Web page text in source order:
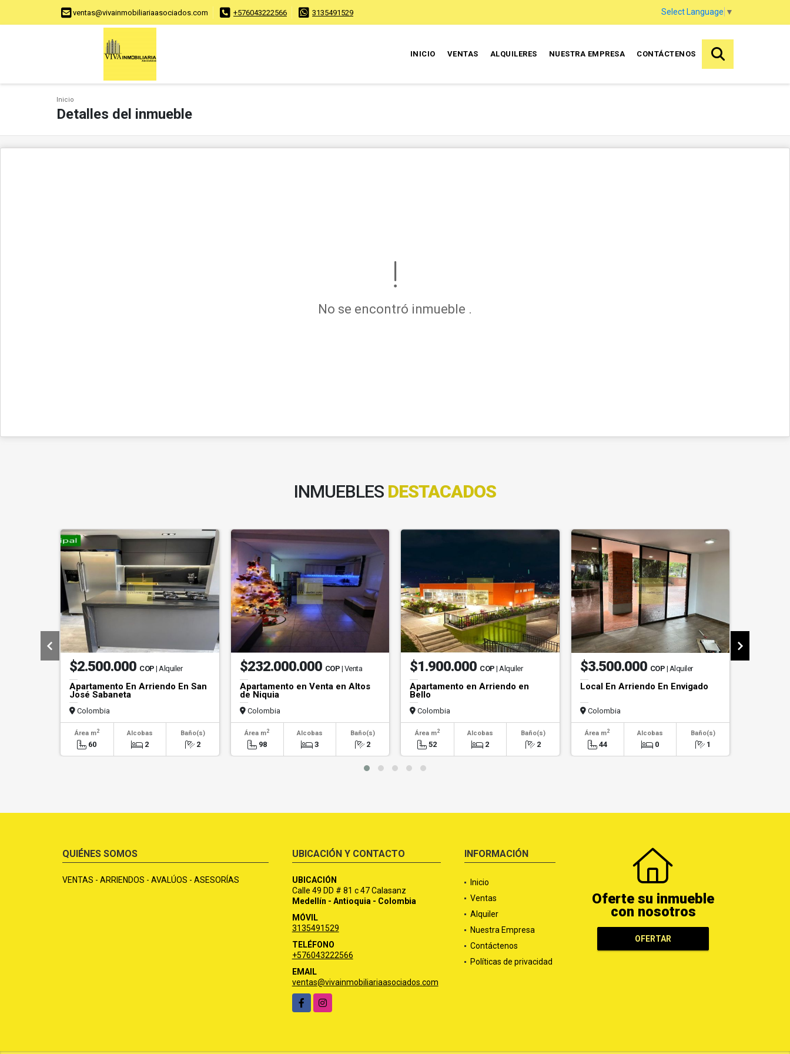
ventas@vivainmobiliariaasociados.com +576043222566 3135491529 Select Language ▼
INICIO VENTAS ALQUILERES NUESTRA EMPRESA CONTÁCTENOS
Inicio
Detalles del inmueble
No se encontró inmueble .
INMUEBLES DESTACADOS
$2.500.000 COP | Alquiler
Apartamento En Arriendo En San
José Sabaneta
Colombia
Área m2
60
Alcobas
2
Baño(s)
2
$232.000.000 COP | Venta
Apartamento en Venta en Altos
de Niquia
Colombia
Área m2
98
Alcobas
3
Baño(s)
2
$1.900.000 COP | Alquiler
Apartamento en Arriendo en
Bello
Colombia
Área m2
52
Alcobas
2
Baño(s)
2
$3.500.000 COP | Alquiler
Local En Arriendo En Envigado
Colombia
Área m2
44
Alcobas
0
Baño(s)
1
QUIÉNES SOMOS
VENTAS - ARRIENDOS - AVALÚOS - ASESORÍAS
UBICACIÓN Y CONTACTO
UBICACIÓN
Calle 49 DD # 81 c 47 Calasanz
Medellín - Antioquia - Colombia
MÓVIL
3135491529
TELÉFONO
+576043222566
EMAIL
ventas@vivainmobiliariaasociados.com
FacebookInstagram
INFORMACIÓN
Inicio
Ventas
Alquiler
Nuestra Empresa
Contáctenos
Políticas de privacidad
Oferte su inmueble
con nosotros
OFERTAR